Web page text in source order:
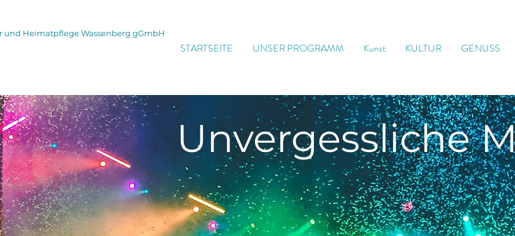
und Heimatpflege Wassenberg gGmbH
STARTSEITE UNSER PROGRAMM Kunst KULTUR GENUSS
Unvergessliche